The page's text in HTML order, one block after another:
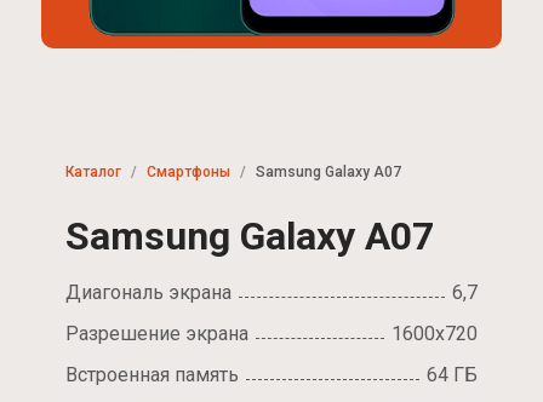
Каталог Смартфоны Samsung Galaxy A07
Samsung Galaxy A07
Диагональ экрана
6,7
Разрешение экрана
1600x720
Встроенная память
64 ГБ